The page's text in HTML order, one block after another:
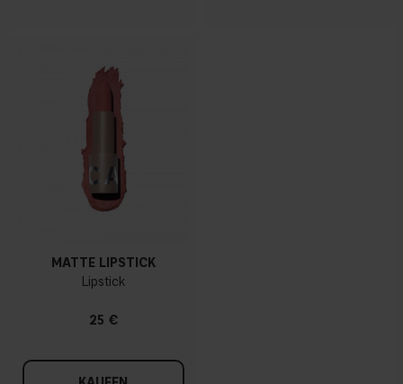
MATTE LIPSTICK
Lipstick
25 €